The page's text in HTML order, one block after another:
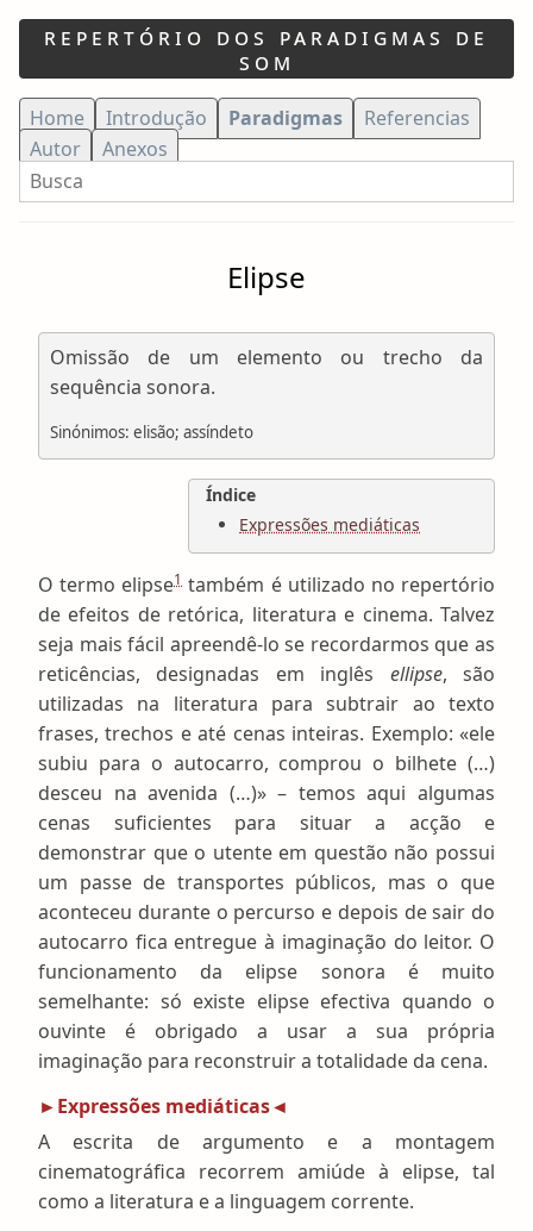
repertório dos paradigmas de
som
Home Introdução Current page:
Paradigmas
Referencias
Autor
Anexos
Search:
Elipse
Omissão de um elemento ou trecho da
sequência sonora.
Sinónimos: elisão; assíndeto
Índice
Expressões mediáticas
O termo elipse1 também é utilizado no repertório
de efeitos de retórica, literatura e cinema. Talvez
seja mais fácil apreendê-lo se recordarmos que as
reticências, designadas em inglês ellipse, são
utilizadas na literatura para subtrair ao texto
frases, trechos e até cenas inteiras. Exemplo: «ele
subiu para o autocarro, comprou o bilhete (…)
desceu na avenida (…)» – temos aqui algumas
cenas suficientes para situar a acção e
demonstrar que o utente em questão não possui
um passe de transportes públicos, mas o que
aconteceu durante o percurso e depois de sair do
autocarro fica entregue à imaginação do leitor. O
funcionamento da elipse sonora é muito
semelhante: só existe elipse efectiva quando o
ouvinte é obrigado a usar a sua própria
imaginação para reconstruir a totalidade da cena.
Expressões mediáticas
A escrita de argumento e a montagem
cinematográfica recorrem amiúde à elipse, tal
como a literatura e a linguagem corrente.